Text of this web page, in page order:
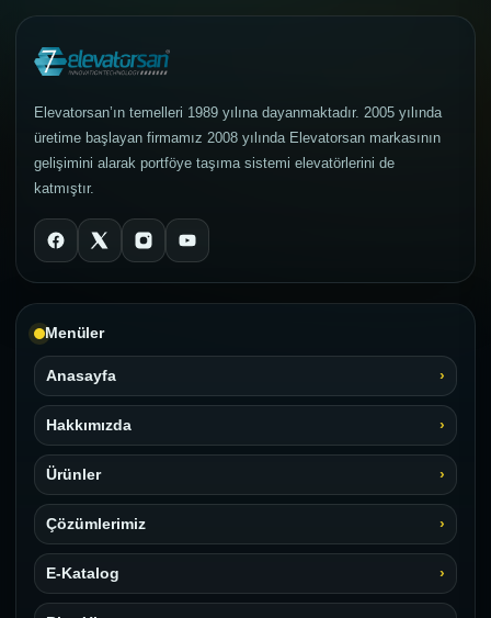
Elevatorsan’ın temelleri 1989 yılına dayanmaktadır. 2005 yılında
üretime başlayan firmamız 2008 yılında Elevatorsan markasının
gelişimini alarak portföye taşıma sistemi elevatörlerini de
katmıştır.
Menüler
Anasayfa
Hakkımızda
Ürünler
Çözümlerimiz
E-Katalog